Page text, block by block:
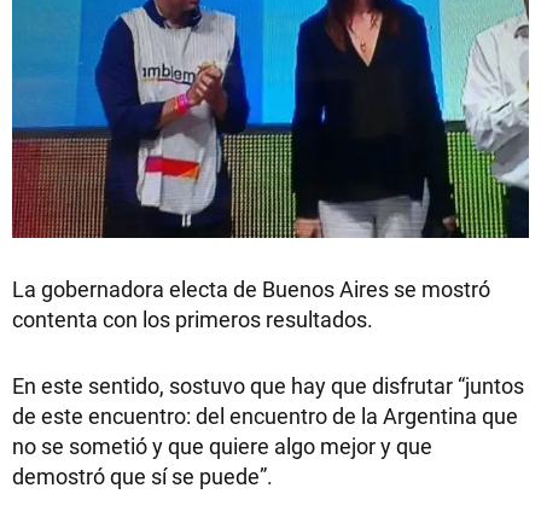
La gobernadora electa de Buenos Aires se mostró
contenta con los primeros resultados.
En este sentido, sostuvo que hay que disfrutar “juntos
de este encuentro: del encuentro de la Argentina que
no se sometió y que quiere algo mejor y que
demostró que sí se puede”.